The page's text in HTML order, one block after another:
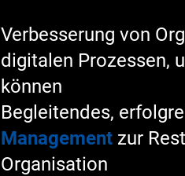
Verbesserung von
digitalen Prozessen,
können
Begleitendes,
Management zur
Organisation